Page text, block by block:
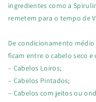
ingredientes como a
remetem para o tempo de
De condicionamento
ficam entre o cabelo seco e
– Cabelos Loiros;
– Cabelos Pintados;
– Cabelos com jeitos ou